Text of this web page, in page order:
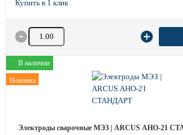
Количество товара
В наличии
Новинка
Электроды сварочные МЭЗ | ARCUS АНО-21